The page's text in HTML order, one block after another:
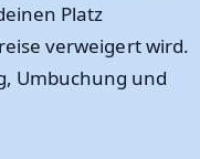
Platz
verweigert wird.
Umbuchung und